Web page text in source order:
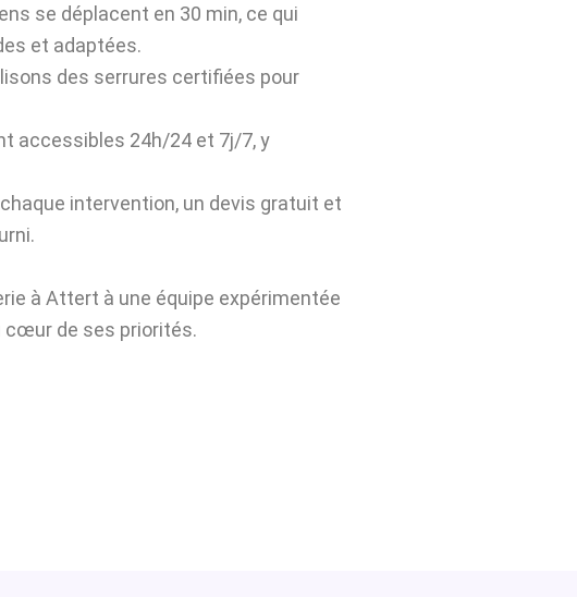
se déplacent en 30 min, ce qui
et adaptées.
des serrures certifiées pour
accessibles 24h/24 et 7j/7, y
intervention, un devis gratuit et
à Attert à une équipe expérimentée
de ses priorités.